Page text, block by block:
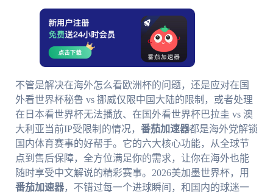
不管是解决在海外怎么看欧洲杯的问题，还是应对在国
外看世界杯秘鲁 vs 挪威仅限中国大陆的限制，或者处理
在日本看世界杯无法播放、在国外看世界杯巴拉圭 vs 澳
大利亚当前IP受限制的情况， 番茄加速器都是海外党解锁
国内体育赛事的好帮手。它的六大核心功能，从全球节
点到售后保障，全方位满足你的需求，让你在海外也能
随时享受中文解说的精彩赛事。2026美加墨世界杯，用
番茄加速器，不错过每一个进球瞬间，和国内的球迷一